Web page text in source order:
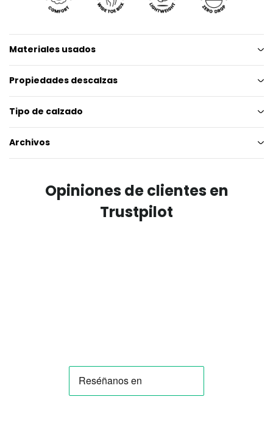
Materiales usados
Propiedades descalzas
Tipo de calzado
Archivos
Opiniones de clientes en
Trustpilot